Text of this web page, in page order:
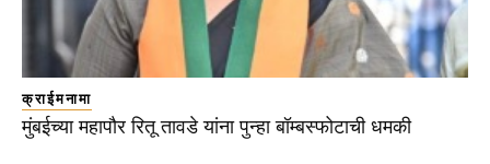
क्राईमनामा
मुंबईच्या महापौर रितू तावडे यांना पुन्हा बॉम्बस्फोटाची धमकी